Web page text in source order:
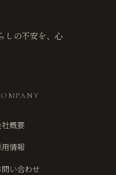
しの不安を、心
社概要
情報
問い合わせ